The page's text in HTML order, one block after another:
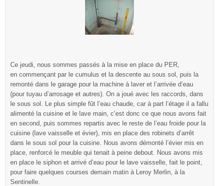
Ce jeudi, nous sommes passés à la mise en place du PER,
en commençant par le cumulus et la descente au sous sol, puis la
remonté dans le garage pour la machine à laver et l’arrivée d’eau
(pour tuyau d’arrosage et autres). On a joué avec les raccords, dans
le sous sol. Le plus simple fût l’eau chaude, car à part l’étage il a fallu
alimenté la cuisine et le lave main, c’est donc ce que nous avons fait
en second, puis sommes repartis avec le reste de l’eau froide pour la
cuisine (lave vaisselle et évier), mis en place des robinets d’arrêt
dans le sous sol pour la cuisine. Nous avons démonté l’évier mis en
place, renforcé le meuble qui tenait à peine debout. Nous avons mis
en place le siphon et arrivé d’eau pour le lave vaisselle, fait le point,
pour faire quelques courses demain matin à Leroy Merlin, à la
Sentinelle.